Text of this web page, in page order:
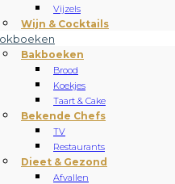
Vijzels
Wijn & Cocktails
Bakboeken
Brood
Koekjes
Taart & Cake
Bekende Chefs
TV
Restaurants
Dieet & Gezond
Afvallen